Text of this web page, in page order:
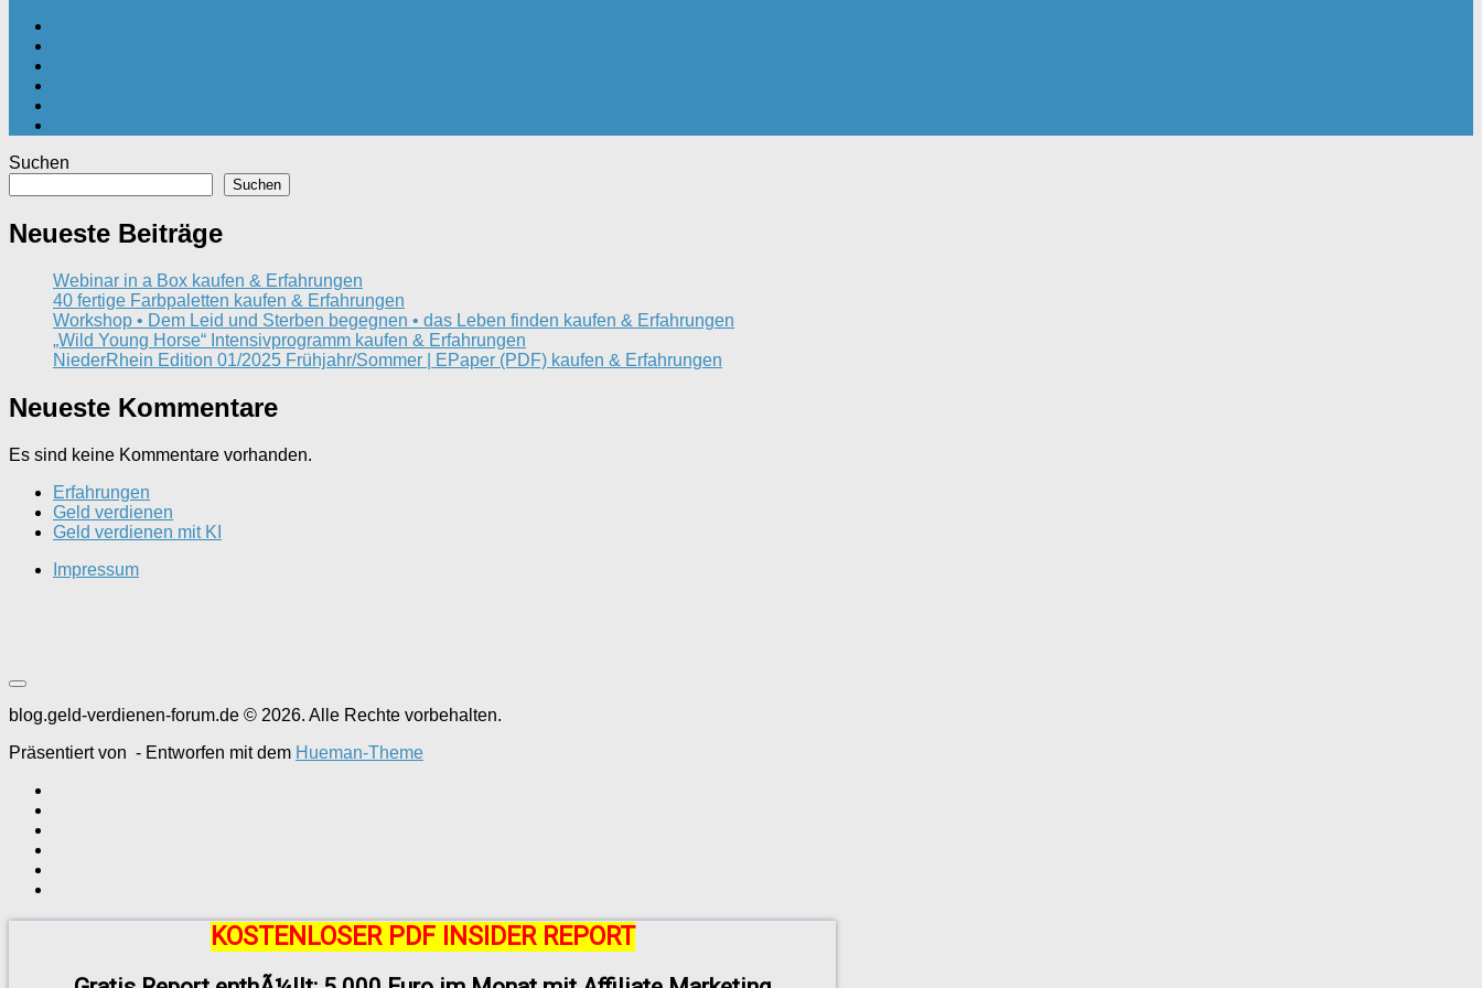
Suchen
Suchen
Neueste Beiträge
Webinar in a Box kaufen & Erfahrungen
40 fertige Farbpaletten kaufen & Erfahrungen
Workshop • Dem Leid und Sterben begegnen • das Leben finden kaufen & Erfahrungen
„Wild Young Horse“ Intensivprogramm kaufen & Erfahrungen
NiederRhein Edition 01/2025 Frühjahr/Sommer | EPaper (PDF) kaufen & Erfahrungen
Neueste Kommentare
Es sind keine Kommentare vorhanden.
Erfahrungen
Geld verdienen
Geld verdienen mit KI
Impressum
blog.geld-verdienen-forum.de © 2026. Alle Rechte vorbehalten.
Präsentiert von - Entworfen mit dem Hueman-Theme
KOSTENLOSER PDF INSIDER REPORT